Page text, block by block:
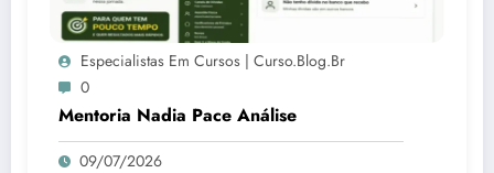
Especialistas Em Cursos | Curso.blog.br
0
Mentoria Nadia Pace Análise
09/07/2026